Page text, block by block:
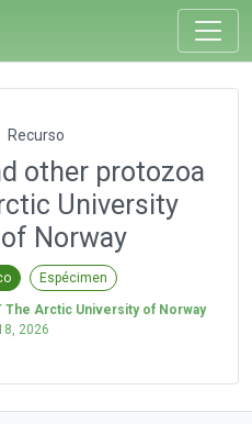
Recurso
other protozoa
University
Norway
Espécimen
The Arctic University of Norway
2026